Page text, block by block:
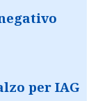
per IAG